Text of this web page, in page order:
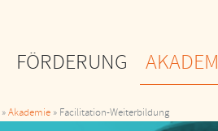
FÖRDERUNG
Akademie Facilitation-Weiterbildung